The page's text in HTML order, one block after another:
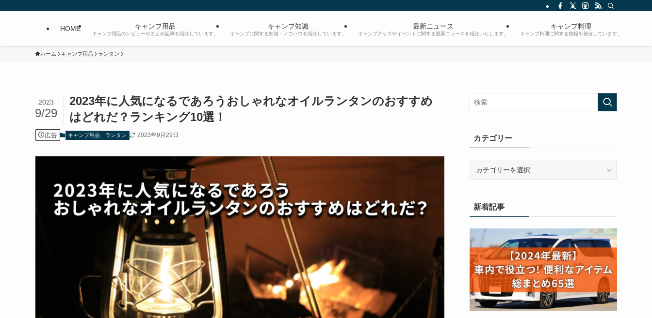
HOME キャンプ用品
キャンプ用品のレビューやまとめ記事を紹介しています。
キャンプ知識
キャンプに関する知識・ノウハウを紹介しています。
最新ニュース
キャンプグッズやイベントに関する最新ニュースを紹介いたします。
キャンプ料理
キャンプ料理に関する情報を発信しています。
ホーム キャンプ用品 ランタン
2023年に人気になるであろうおしゃれなオイルランタンのおすすめ
はどれだ？ランキング10選！
2023
9/29
広告 キャンプ用品 ランタン 2023年9月29日 カテゴリー
ー新着記事